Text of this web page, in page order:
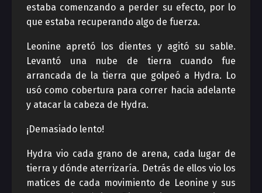
estaba comenzando a perder su efecto, por lo
que estaba recuperando algo de fuerza.
Leonine apretó los dientes y agitó su sable.
Levantó una nube de tierra cuando fue
arrancada de la tierra que golpeó a Hydra. Lo
usó como cobertura para correr hacia adelante
y atacar la cabeza de Hydra.
¡Demasiado lento!
Hydra vio cada grano de arena, cada lugar de
tierra y dónde aterrizaría. Detrás de ellos vio los
matices de cada movimiento de Leonine y sus